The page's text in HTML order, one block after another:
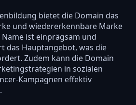
bietet die Domain das
und wiedererkennbare Marke
ist einprägsam und
das Hauptangebot, was die
Zudem kann die Domain
in sozialen
Kampagnen effektiv